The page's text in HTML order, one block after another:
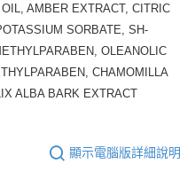
AMBER EXTRACT, CITRIC
SORBATE, SH-
OLEANOLIC
CHAMOMILLA
ALBA BARK EXTRACT
顯示電腦版詳細說明